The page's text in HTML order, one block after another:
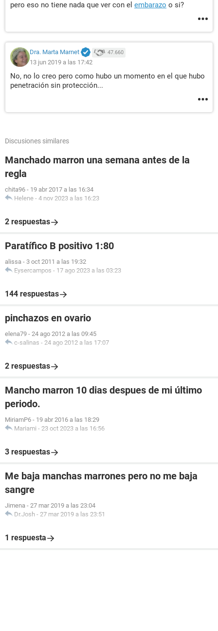
pero eso no tiene nada que ver con el embarazo o si?
Dra. Marta Marnet 47.660
13 jun 2019 a las 17:42
No, no lo creo pero como hubo un momento en el que hubo
penetración sin protección...
Discusiones similares
Manchado marron una semana antes de la
regla
chita96 - 19 abr 2017 a las 16:34
Helene - 4 nov 2023 a las 16:23
2 respuestas
Paratífico B positivo 1:80
alissa - 3 oct 2011 a las 19:32
Eysercampos - 17 ago 2023 a las 03:23
144 respuestas
pinchazos en ovario
elena79 - 24 ago 2012 a las 09:45
c-salinas - 24 ago 2012 a las 17:07
2 respuestas
Mancho marron 10 dias despues de mi último
periodo.
MiriamP6 - 19 abr 2016 a las 18:29
Mariami - 23 oct 2023 a las 16:56
3 respuestas
Me baja manchas marrones pero no me baja
sangre
Jimena - 27 mar 2019 a las 23:04
Dr.Josh - 27 mar 2019 a las 23:51
1 respuesta